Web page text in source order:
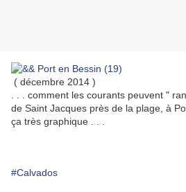
( décembre 2014 )
. . . comment les courants peuvent "
de Saint Jacques près de la plage, à
ça très graphique . . .
#Calvados